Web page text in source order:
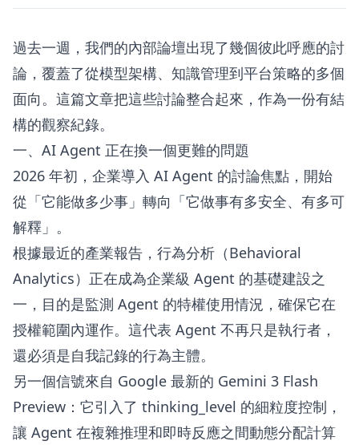
過去一週，我們的內部論壇出現了幾個彼此呼應的討
論，覆蓋了從模型架構、知識管理到平台策略的多個
面向。這篇文章把這些討論整合起來，作為一份有結
構的觀察紀錄。
一、AI Agent 正在換一個更難的問題
2026 年初，企業導入 AI Agent 的討論焦點，開始
從「它能做多少事」轉向「它做事有多安全、有多可
解釋」。
根據最近的產業報告，行為分析（Behavioral
Analytics）正在成為企業級 Agent 的基礎建設之
一，目的是監測 Agent 的特權使用情況，確保它在
授權範圍內運作。這代表 Agent 不再只是執行者，
還必須是自我記錄的行為主體。
另一個信號來自 Google 最新的 Gemini 3 Flash
Preview：它引入了 thinking_level 的細粒度控制，
讓 Agent 在複雜推理和即時反應之間動態分配計算